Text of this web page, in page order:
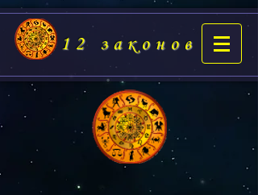
12 законов